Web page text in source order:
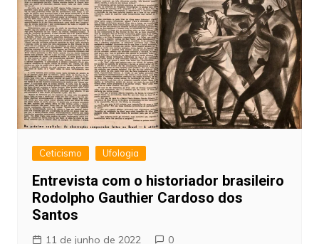
Ceticismo Ufologia
Entrevista com o historiador brasileiro
Rodolpho Gauthier Cardoso dos
Santos
11 de junho de 2022 0